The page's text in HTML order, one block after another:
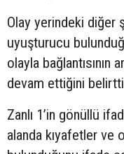
Olay yerindeki diğer
uyuşturucu
olayla bağlantısının
devam ettiğini
Zanlı 1’in gönüllü
alanda kıyafetler ve